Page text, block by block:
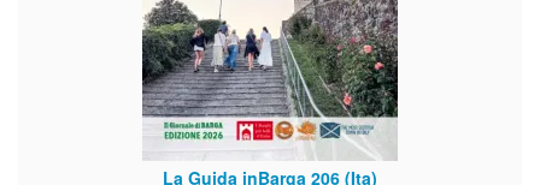
La Guida inBarga 206 (Ita)